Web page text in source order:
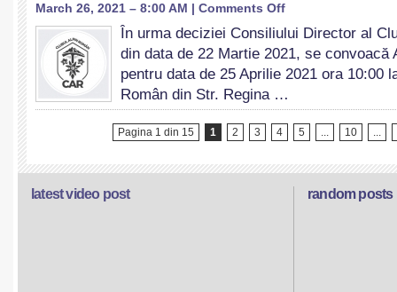
March 26, 2021 – 8:00 AM | Comments Offon
–
Adunarea
Generală
Clubului
Român
În urma deciziei Consiliului Director al
din data de 22 Martie 2021, se convoacă
pentru data de 25 Aprilie 2021 ora 10:00
Român din Str. Regina …
Pagina 1 din 15 1 2 3 4 5 ... 10 ...
random posts
latest video post